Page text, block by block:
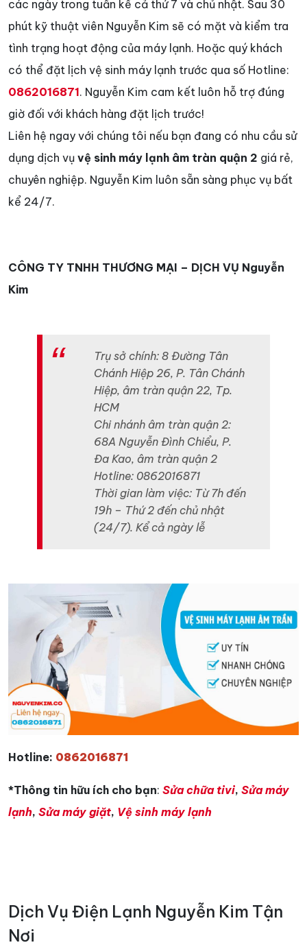
các ngày trong tuần kể cả thứ 7 và chủ nhật. Sau 30
phút kỹ thuật viên Nguyễn Kim sẽ có mặt và kiểm tra
tình trạng hoạt động của máy lạnh. Hoặc quý khách
có thể đặt lịch vệ sinh máy lạnh trước qua số Hotline:
0862016871. Nguyễn Kim cam kết luôn hỗ trợ đúng
giờ đối với khách hàng đặt lịch trước!
Liên hệ ngay với chúng tôi nếu bạn đang có nhu cầu sử
dụng dịch vụ vệ sinh máy lạnh âm tràn quận 2 giá rẻ,
chuyên nghiệp. Nguyễn Kim luôn sẵn sàng phục vụ bất
kể 24/7.
CÔNG TY TNHH THƯƠNG MẠI – DỊCH VỤ Nguyễn
Kim
Trụ sở chính: 8 Đường Tân
Chánh Hiệp 26, P. Tân Chánh
Hiệp, âm tràn quận 22, Tp.
HCM
Chi nhánh âm tràn quận 2:
68A Nguyễn Đình Chiểu, P.
Đa Kao, âm tràn quận 2
Hotline: 0862016871
Thời gian làm việc: Từ 7h đến
19h – Thứ 2 đến chủ nhật
(24/7). Kể cả ngày lễ
Hotline: 0862016871
*Thông tin hữu ích cho bạn: Sửa chữa tivi, Sửa máy
lạnh, Sửa máy giặt, Vệ sinh máy lạnh
Dịch Vụ Điện Lạnh Nguyễn Kim Tận
Nơi